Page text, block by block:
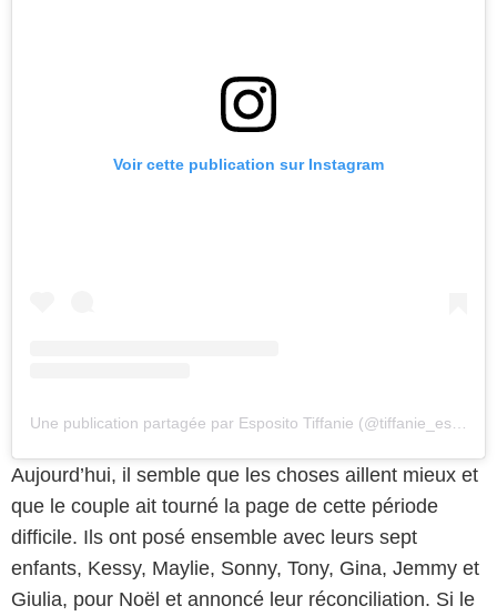
Voir cette publication sur Instagram
Une publication partagée par Esposito Tiffanie (@tiffanie_esposito)
Aujourd’hui, il semble que les choses aillent mieux et
que le couple ait tourné la page de cette période
difficile. Ils ont posé ensemble avec leurs sept
enfants, Kessy, Maylie, Sonny, Tony, Gina, Jemmy et
Giulia, pour Noël et annoncé leur réconciliation. Si le